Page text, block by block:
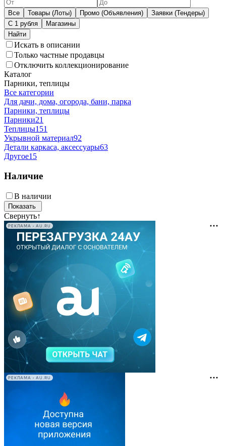
Все Товары (Лоты) Промо (Объявления)
Заявки (Тендеры)
С 1 рубля
Магазины
Искать в описании
Только частные продавцы
Отключить коллекционирование
Каталог
Парники, теплицы
Все категории
Для дачи, дома, огорода, бани, парка
Парники, теплицы
Парники21
Теплицы151
Укрывной материал92
Детали каркаса, аксессуары63
Другое15
Наличие
В наличии
Свернуть↑
РЕКЛАМА • AU.RU
РЕКЛАМА • AU.RU